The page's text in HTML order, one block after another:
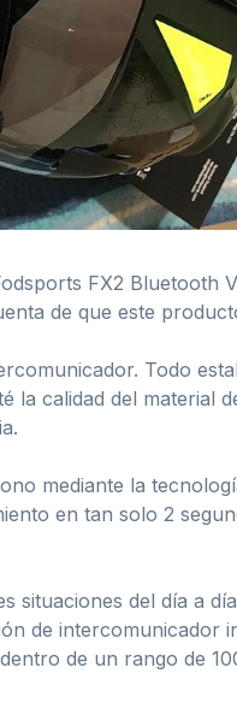
FX2 Bluetooth
de que este
Todo
calidad del material
mediante la
en tan solo 2
situaciones del día a
de intercomunicador
de un rango de